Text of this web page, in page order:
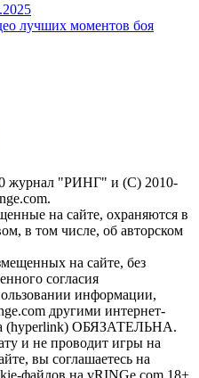
лучших моментов боя
журнал "РИНГ" и (С) 2010-
на сайте, охраняются в
в том числе, об авторском
на сайте, без
согласия
информации,
другими интернет-
(hyperlink) ОБЯЗАТЕЛЬНА.
и не проводит игры на
вы соглашаетесь на
файлов на vRINGe.com 18+